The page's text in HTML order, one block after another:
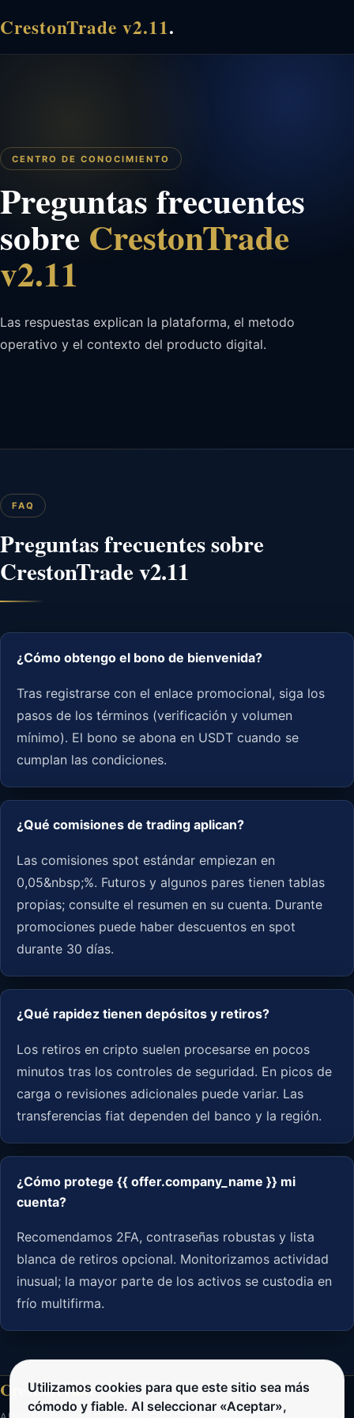
CrestonTrade v2.11.
CENTRO DE CONOCIMIENTO
Preguntas frecuentes
sobre CrestonTrade
v2.11
Las respuestas explican la plataforma, el metodo
operativo y el contexto del producto digital.
FAQ
Preguntas frecuentes sobre
CrestonTrade v2.11
¿Cómo obtengo el bono de bienvenida?
Tras registrarse con el enlace promocional, siga los
pasos de los términos (verificación y volumen
mínimo). El bono se abona en USDT cuando se
cumplan las condiciones.
¿Qué comisiones de trading aplican?
Las comisiones spot estándar empiezan en
0,05&nbsp;%. Futuros y algunos pares tienen tablas
propias; consulte el resumen en su cuenta. Durante
promociones puede haber descuentos en spot
durante 30 días.
¿Qué rapidez tienen depósitos y retiros?
Los retiros en cripto suelen procesarse en pocos
minutos tras los controles de seguridad. En picos de
carga o revisiones adicionales puede variar. Las
transferencias fiat dependen del banco y la región.
¿Cómo protege {{ offer.company_name }} mi
cuenta?
Recomendamos 2FA, contraseñas robustas y lista
blanca de retiros opcional. Monitorizamos actividad
inusual; la mayor parte de los activos se custodia en
frío multifirma.
CrestonTrade v2.11.
Utilizamos cookies para que este sitio sea más
cómodo y fiable. Al seleccionar «Aceptar»,